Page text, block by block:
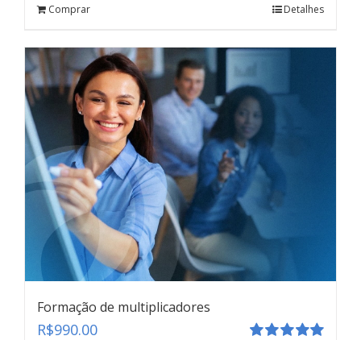
Comprar Detalhes
Formação de multiplicadores
R$990.00